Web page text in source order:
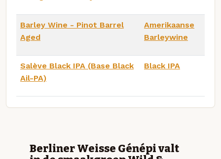
Barley Wine - Pinot Barrel
Aged
Amerikaanse
Barleywine
Salève Black IPA (Base Black
Ail-PA)
Black IPA
Berliner Weisse Génépi valt